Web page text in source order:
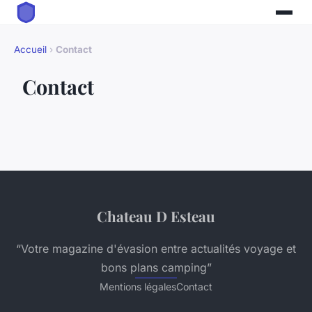
Accueil › Contact
Contact
Chateau D Esteau
“Votre magazine d'évasion entre actualités voyage et
bons plans camping”
Mentions légalesContact